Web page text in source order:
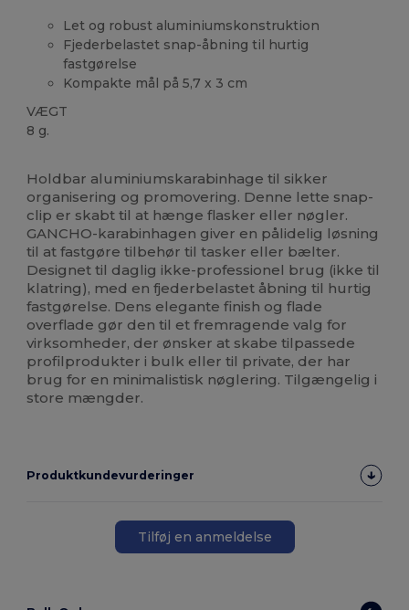
Let og robust aluminiumskonstruktion
Fjederbelastet snap-åbning til hurtig
fastgørelse
Kompakte mål på 5,7 x 3 cm
VÆGT
8 g.
Holdbar aluminiumskarabinhage til sikker
organisering og promovering. Denne lette snap-
clip er skabt til at hænge flasker eller nøgler.
GANCHO-karabinhagen giver en pålidelig løsning
til at fastgøre tilbehør til tasker eller bælter.
Designet til daglig ikke-professionel brug (ikke til
klatring), med en fjederbelastet åbning til hurtig
fastgørelse. Dens elegante finish og flade
overflade gør den til et fremragende valg for
virksomheder, der ønsker at skabe tilpassede
profilprodukter i bulk eller til private, der har
brug for en minimalistisk nøglering. Tilgængelig i
store mængder.
Produktkundevurderinger
Tilføj en anmeldelse